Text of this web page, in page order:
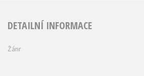
DETAILNÍ INFORMACE
Žánr